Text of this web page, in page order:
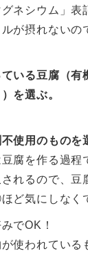
ネシウム」表
が摂れないの
いる豆腐（有
）を選ぶ。
使用のものを
腐を作る過程
れるので、 豆
ほど気にしなく
でOK！
使われている